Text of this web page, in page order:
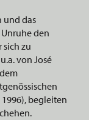
und das
den
sich zu
von José
begleiten